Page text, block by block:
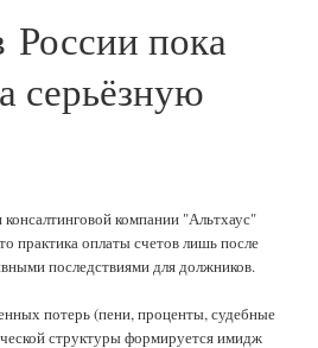
России пока
серьёзную
компании "Альтхаус"
практика оплаты счетов лишь после
последствиями для должников.
потерь (пени, проценты, судебные
структуры формируется имидж